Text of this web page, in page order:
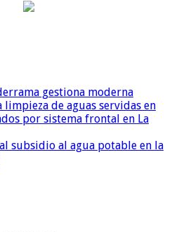
gestiona moderna
de aguas servidas en
por sistema frontal en La
subsidio al agua potable en la